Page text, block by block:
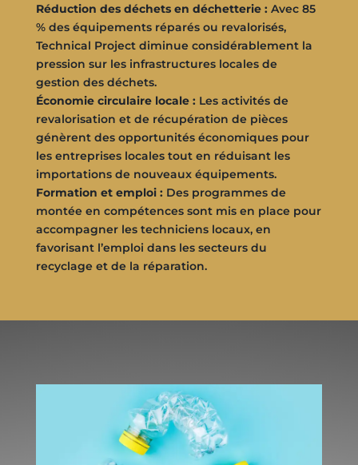
Réduction des déchets en déchetterie : Avec 85
% des équipements réparés ou revalorisés,
Technical Project diminue considérablement la
pression sur les infrastructures locales de
gestion des déchets.
Économie circulaire locale : Les activités de
revalorisation et de récupération de pièces
génèrent des opportunités économiques pour
les entreprises locales tout en réduisant les
importations de nouveaux équipements.
Formation et emploi : Des programmes de
montée en compétences sont mis en place pour
accompagner les techniciens locaux, en
favorisant l’emploi dans les secteurs du
recyclage et de la réparation.